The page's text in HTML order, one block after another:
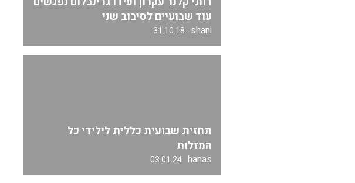
עוד שבועיים לסיבוב שני
shani
31.10.18
תחזית שבועית כללית לילידי כל
המזלות
hanas
03.01.24